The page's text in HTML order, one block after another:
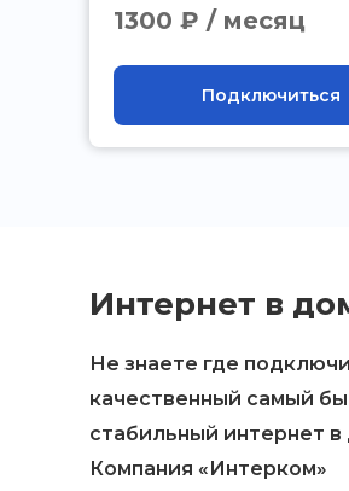
Подключиться
1300 ₽ / месяц
Интернет в
Не знаете где
качественный самый
стабильный интернет в
Компания «Интерком»